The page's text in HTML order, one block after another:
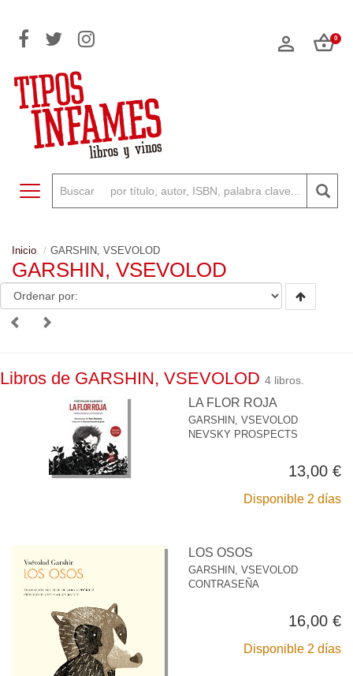
0
Toggle navigation
Inicio GARSHIN, VSEVOLOD
GARSHIN, VSEVOLOD
Libros de GARSHIN, VSEVOLOD 4 libros.
LA FLOR ROJA
GARSHIN, VSEVOLOD
NEVSKY PROSPECTS
13,00 €
Disponible 2 días
LOS OSOS
GARSHIN, VSEVOLOD
CONTRASEÑA
16,00 €
Disponible 2 días